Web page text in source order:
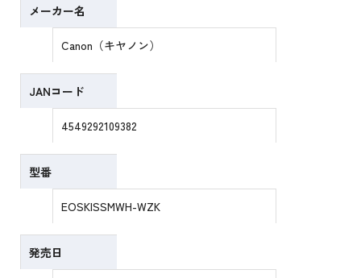
メーカー名
Canon（キヤノン）
JANコード
4549292109382
型番
EOSKISSMWH-WZK
発売日